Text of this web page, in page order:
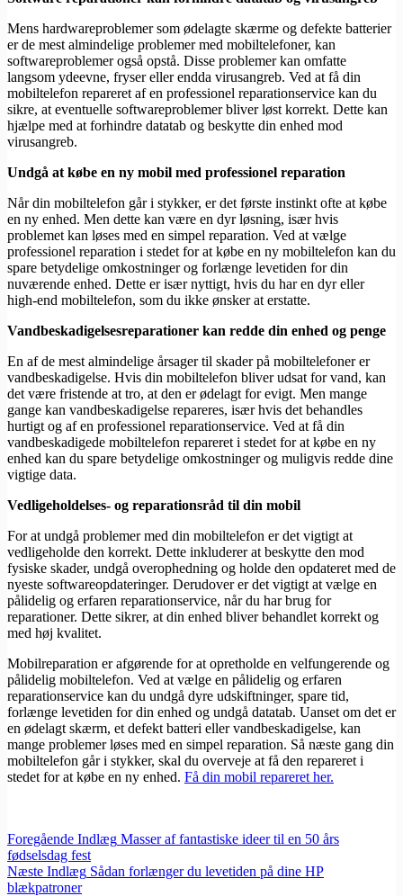
Mens hardwareproblemer som ødelagte skærme og defekte batterier
er de mest almindelige problemer med mobiltelefoner, kan
softwareproblemer også opstå. Disse problemer kan omfatte
langsom ydeevne, fryser eller endda virusangreb. Ved at få din
mobiltelefon repareret af en professionel reparationservice kan du
sikre, at eventuelle softwareproblemer bliver løst korrekt. Dette kan
hjælpe med at forhindre datatab og beskytte din enhed mod
virusangreb.
Undgå at købe en ny mobil med professionel reparation
Når din mobiltelefon går i stykker, er det første instinkt ofte at købe
en ny enhed. Men dette kan være en dyr løsning, især hvis
problemet kan løses med en simpel reparation. Ved at vælge
professionel reparation i stedet for at købe en ny mobiltelefon kan du
spare betydelige omkostninger og forlænge levetiden for din
nuværende enhed. Dette er især nyttigt, hvis du har en dyr eller
high-end mobiltelefon, som du ikke ønsker at erstatte.
Vandbeskadigelsesreparationer kan redde din enhed og penge
En af de mest almindelige årsager til skader på mobiltelefoner er
vandbeskadigelse. Hvis din mobiltelefon bliver udsat for vand, kan
det være fristende at tro, at den er ødelagt for evigt. Men mange
gange kan vandbeskadigelse repareres, især hvis det behandles
hurtigt og af en professionel reparationservice. Ved at få din
vandbeskadigede mobiltelefon repareret i stedet for at købe en ny
enhed kan du spare betydelige omkostninger og muligvis redde dine
vigtige data.
Vedligeholdelses- og reparationsråd til din mobil
For at undgå problemer med din mobiltelefon er det vigtigt at
vedligeholde den korrekt. Dette inkluderer at beskytte den mod
fysiske skader, undgå overophedning og holde den opdateret med de
nyeste softwareopdateringer. Derudover er det vigtigt at vælge en
pålidelig og erfaren reparationservice, når du har brug for
reparationer. Dette sikrer, at din enhed bliver behandlet korrekt og
med høj kvalitet.
Mobilreparation er afgørende for at opretholde en velfungerende og
pålidelig mobiltelefon. Ved at vælge en pålidelig og erfaren
reparationservice kan du undgå dyre udskiftninger, spare tid,
forlænge levetiden for din enhed og undgå datatab. Uanset om det er
en ødelagt skærm, et defekt batteri eller vandbeskadigelse, kan
mange problemer løses med en simpel reparation. Så næste gang din
mobiltelefon går i stykker, skal du overveje at få den repareret i
stedet for at købe en ny enhed. Få din mobil repareret her.
Foregående Indlæg Masser af fantastiske ideer til en 50 års
fødselsdag fest
Næste Indlæg Sådan forlænger du levetiden på dine HP
blækpatroner